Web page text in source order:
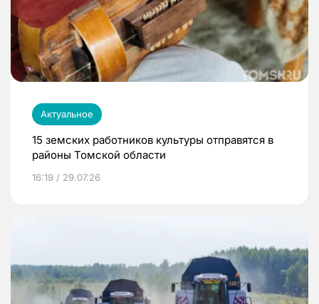
Актуальное
15 земских работников культуры отправятся в
районы Томской области
16:19 / 29.07.26